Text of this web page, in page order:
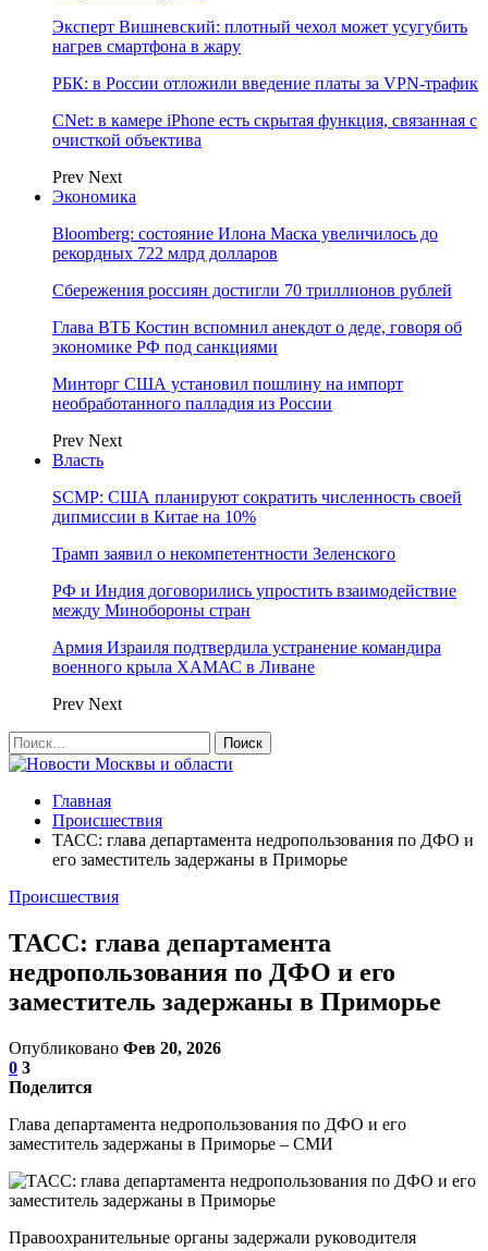
Эксперт Вишневский: плотный чехол может усугубить
нагрев смартфона в жару
РБК: в России отложили введение платы за VPN-трафик
CNet: в камере iPhone есть скрытая функция, связанная с
очисткой объектива
Prev Next
Экономика
Bloomberg: состояние Илона Маска увеличилось до
рекордных 722 млрд долларов
Сбережения россиян достигли 70 триллионов рублей
Глава ВТБ Костин вспомнил анекдот о деде, говоря об
экономике РФ под санкциями
Минторг США установил пошлину на импорт
необработанного палладия из России
Prev Next
Власть
SCMP: США планируют сократить численность своей
дипмиссии в Китае на 10%
Трамп заявил о некомпетентности Зеленского
РФ и Индия договорились упростить взаимодействие
между Минобороны стран
Армия Израиля подтвердила устранение командира
военного крыла ХАМАС в Ливане
Prev Next
Главная
Происшествия
ТАСС: глава департамента недропользования по ДФО и
его заместитель задержаны в Приморье
Происшествия
ТАСС: глава департамента
недропользования по ДФО и его
заместитель задержаны в Приморье
Опубликовано Фев 20, 2026
0 3
Поделится
Глава департамента недропользования по ДФО и его
заместитель задержаны в Приморье – СМИ
Правоохранительные органы задержали руководителя